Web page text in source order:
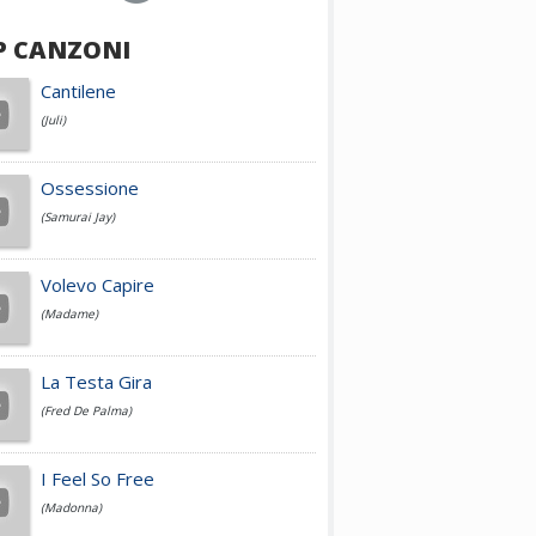
Achille Lauro
Cesare Cremonini
Jovanotti
Fedez
Simone Cristicchi
CANZONI
Cantilene
(Juli)
Ossessione
(Samurai Jay)
Volevo Capire
(Madame)
La Testa Gira
(Fred De Palma)
I Feel So Free
(Madonna)